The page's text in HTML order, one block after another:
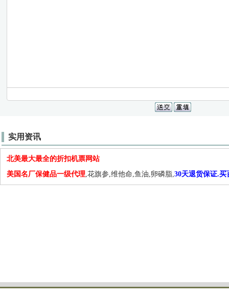
实用资讯
北美最大最全的折扣机票网站
美国名厂保健品一级代理,花旗参,维他命,鱼油,卵磷脂,30天退货保证.买